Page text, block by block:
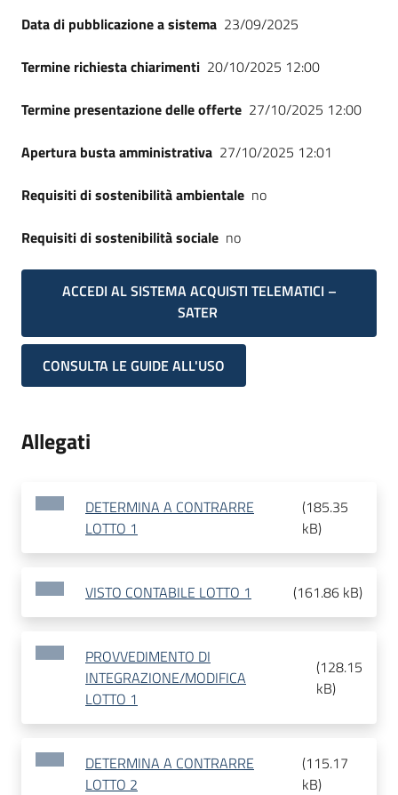
Data di pubblicazione a sistema 23/09/2025
Termine richiesta chiarimenti 20/10/2025 12:00
Termine presentazione delle offerte 27/10/2025 12:00
Apertura busta amministrativa 27/10/2025 12:01
Requisiti di sostenibilità ambientale no
Requisiti di sostenibilità sociale no
ACCEDI AL SISTEMA ACQUISTI TELEMATICI –
SATER
CONSULTA LE GUIDE ALL'USO
Allegati
DETERMINA A CONTRARRE
LOTTO 1
(185.35
kB)
VISTO CONTABILE LOTTO 1 (161.86 kB)
PROVVEDIMENTO DI
INTEGRAZIONE/MODIFICA
LOTTO 1
(128.15
kB)
DETERMINA A CONTRARRE
LOTTO 2
(115.17
kB)